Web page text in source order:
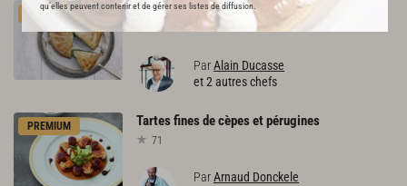
qu’elles peuvent contenir et de gérer ses listes de diffusion.
PREMIUM Tourte pasqualineaux champignons
407
ParAlain Ducasse
et 2 autres chefs
PREMIUM Tartesfinesdecèpesetpérugines
71
ParArnaud Donckele